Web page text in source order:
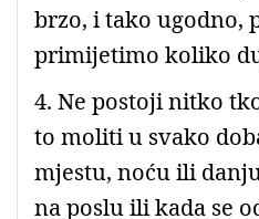
brzo, i tako ugodno,
primijetimo koliko
4. Ne postoji nitko
to moliti u svako
mjestu, noću ili
na poslu ili kada se